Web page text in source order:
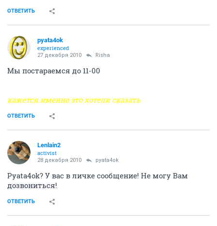
ОТВЕТИТЬ
pyata4ok
experienced
27 декабря 2010 Risha
Мы постараемся до 11-00
кажется именно это хотели сказать
ОТВЕТИТЬ
Lenlain2
activist
28 декабря 2010 pyata4ok
Pyata4ok? У вас в личке сообщение! Не могу Вам
дозвониться!
ОТВЕТИТЬ